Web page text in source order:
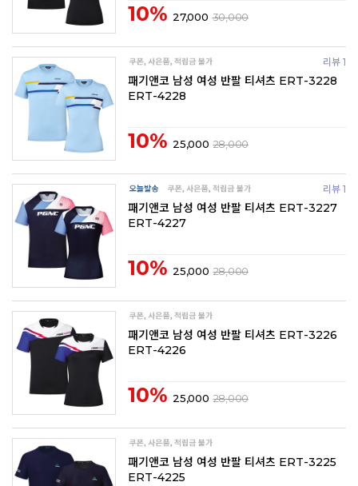
10% 27,000 30,000
리뷰 1
패기앤코 남성 여성 반팔 티셔츠 ERT-3228
ERT-4228
10% 25,000 28,000
리뷰 1
패기앤코 남성 여성 반팔 티셔츠 ERT-3227
ERT-4227
10% 25,000 28,000
패기앤코 남성 여성 반팔 티셔츠 ERT-3226
ERT-4226
10% 25,000 28,000
패기앤코 남성 여성 반팔 티셔츠 ERT-3225
ERT-4225